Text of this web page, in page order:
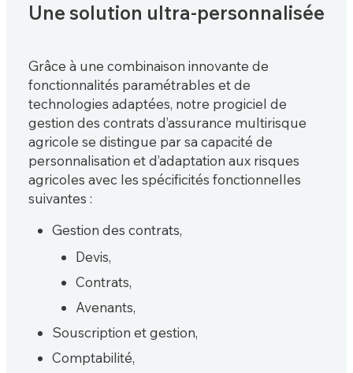
Une solution ultra-personnalisée
Grâce à une combinaison innovante de
fonctionnalités paramétrables et de
technologies adaptées, notre progiciel de
gestion des contrats d’assurance multirisque
agricole se distingue par sa capacité de
personnalisation et d’adaptation aux risques
agricoles avec les spécificités fonctionnelles
suivantes :
Gestion des contrats,
Devis,
Contrats,
Avenants,
Souscription et gestion,
Comptabilité,